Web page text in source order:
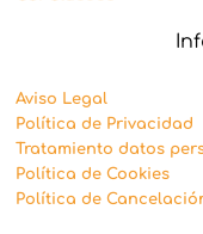
Aviso Legal
Política de Privacidad
Tratamiento datos
Política de Cookies
Política de